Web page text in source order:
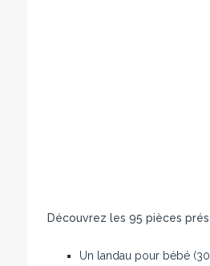
Découvrez les 95 pièces
Un landau pour bébé